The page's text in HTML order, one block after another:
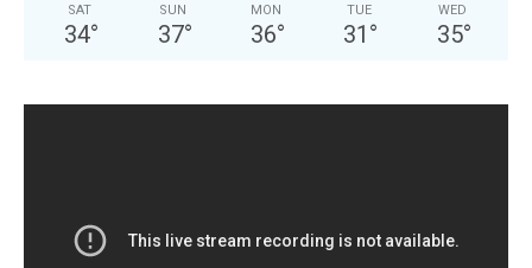
SAT
34°
SUN
37°
MON
36°
TUE
31 °
WED
35°